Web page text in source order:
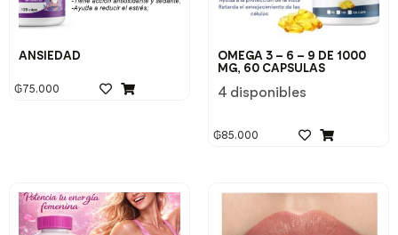
ANSIEDAD
₲75.000
OMEGA 3 – 6 – 9 DE 1000
MG, 60 CAPSULAS
4 disponibles
₲85.000